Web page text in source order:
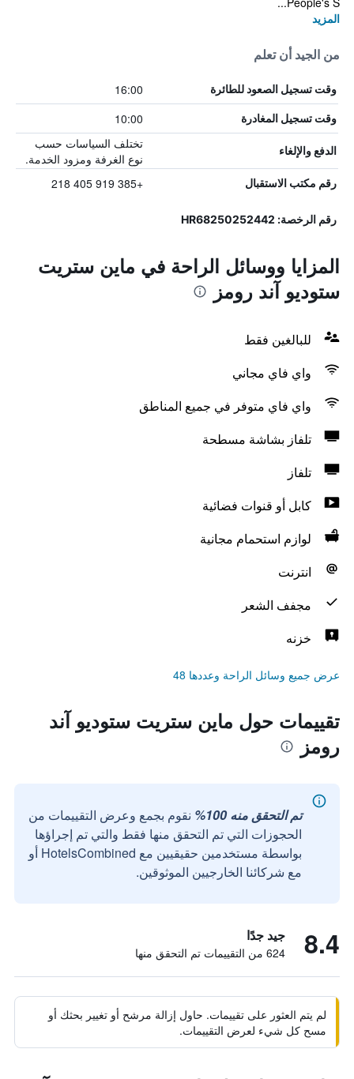
المزيد
من الجيد أن تعلم
وقت تسجيل الصعود للطائرة 16:00
وقت تسجيل المغادرة 10:00
الدفع والإلغاء
تختلف السياسات حسب
نوع الغرفة ومزود الخدمة.
رقم مكتب الاستقبال +385 919 405 218
رقم الرخصة: HR68250252442
المزايا ووسائل الراحة في ماين ستريت
ستوديو آند رومز
للبالغين فقط
واي فاي مجاني
واي فاي متوفر في جميع المناطق
تلفاز بشاشة مسطحة
تلفاز
كابل أو قنوات فضائية
لوازم استحمام مجانية
انترنت
مجفف الشعر
خزنه
عرض جميع وسائل الراحة وعددها 48
تقييمات حول ماين ستريت ستوديو آند
رومز
تم التحقق منه 100%
نقوم بجمع وعرض التقييمات من
الحجوزات التي تم التحقق منها فقط والتي تم إجراؤها
بواسطة مستخدمين حقيقيين مع HotelsCombined أو
مع شركائنا الخارجيين الموثوقين.
8.4 جيد جدًا
624 من التقييمات تم التحقق منها
لم يتم العثور على تقييمات. حاول إزالة مرشح أو تغيير بحثك أو
مسح كل شيء لعرض التقييمات.